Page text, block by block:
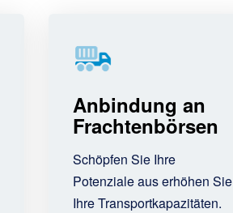
Anbindung an
Frachtenbörsen
Schöpfen Sie Ihre
Potenziale aus erhöhen Sie
Ihre Transportkapazitäten.